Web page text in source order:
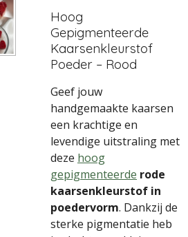
Hoog
Gepigmenteerde
Kaarsenkleurstof
Poeder – Rood
Geef jouw
handgemaakte kaarsen
een krachtige en
levendige uitstraling met
deze hoog
gepigmenteerde rode
kaarsenkleurstof in
poedervorm. Dankzij de
sterke pigmentatie heb